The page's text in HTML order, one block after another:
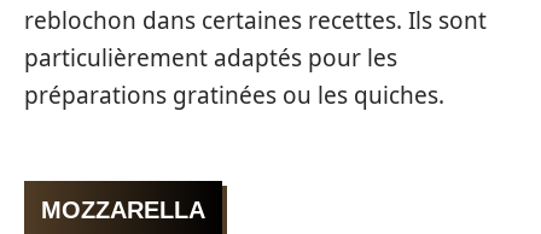
reblochon dans certaines recettes. Ils sont
particulièrement adaptés pour les
préparations gratinées ou les quiches.
MOZZARELLA